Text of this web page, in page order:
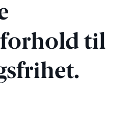
forhold til